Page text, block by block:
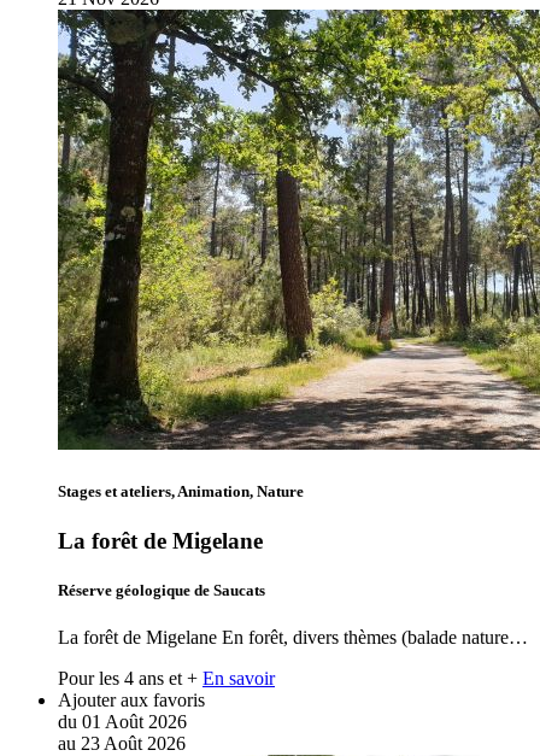
Stages et ateliers, Animation, Nature
La forêt de Migelane
Réserve géologique de Saucats
La forêt de Migelane En forêt, divers thèmes (balade nature…
Pour les 4 ans et + En savoir
Ajouter aux favoris
du 01 Août 2026
au 23 Août 2026